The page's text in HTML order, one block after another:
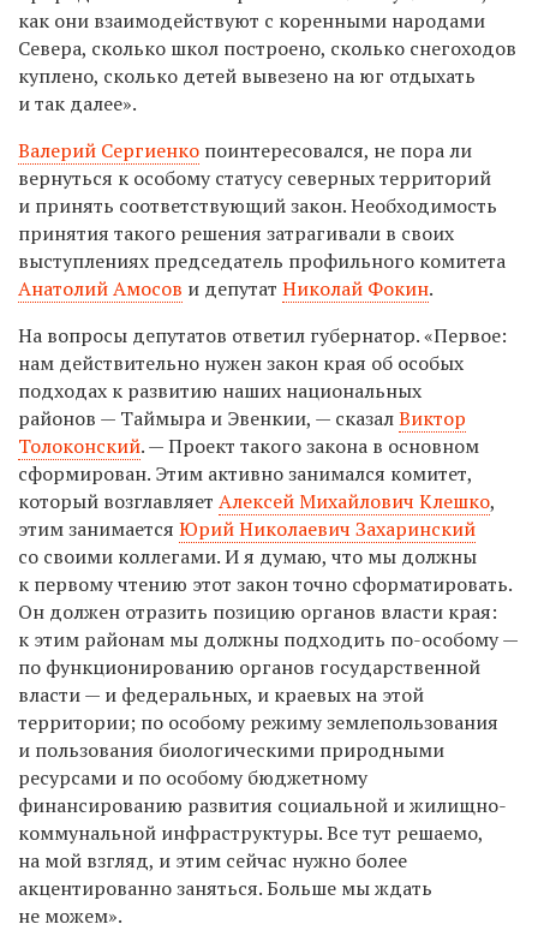
как они взаимодействуют с коренными народами
Севера, сколько школ построено, сколько снегоходов
куплено, сколько детей вывезено на юг отдыхать
и так далее».
Валерий Сергиенко поинтересовался, не пора ли
вернуться к особому статусу северных территорий
и принять соответствующий закон. Необходимость
принятия такого решения затрагивали в своих
выступлениях председатель профильного комитета
Анатолий Амосов и депутат Николай Фокин.
На вопросы депутатов ответил губернатор. «Первое:
нам действительно нужен закон края об особых
подходах к развитию наших национальных
районов — Таймыра и Эвенкии, — сказалВиктор
Толоконский. — Проект такого закона в основном
сформирован. Этим активно занимался комитет,
который возглавляет Алексей Михайлович Клешко,
этим занимается Юрий Николаевич Захаринский
со своими коллегами. И я думаю, что мы должны
к первому чтению этот закон точно сформатировать.
Он должен отразить позицию органов власти края:
к этим районам мы должны подходить по-особому —
по функционированию органов государственной
власти — и федеральных, и краевых на этой
территории; по особому режиму землепользования
и пользования биологическими природными
ресурсами и по особому бюджетному
финансированию развития социальной и жилищно-
коммунальной инфраструктуры. Все тут решаемо,
на мой взгляд, и этим сейчас нужно более
акцентированно заняться. Больше мы ждать
не можем».